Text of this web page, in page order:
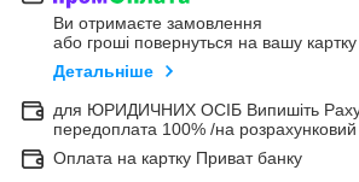
Ви отримаєте замовлення
або гроші повернуться на вашу картку
Детальніше
для ЮРИДИЧНИХ ОСІБ Випишіть
передоплата 100% /на
Оплата на картку Приват банку